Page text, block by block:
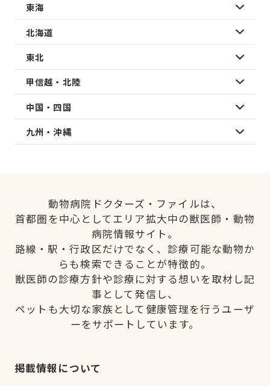
東海
北海道
東北
甲信越・北陸
中国・四国
九州・沖縄
動物病院ドクターズ・ファイルは、
首都圏を中心としてエリア拡大中の獣医師・動物
病院情報サイト。
路線・駅・行政区だけでなく、診療可能な動物か
らも検索できることが特徴的。
獣医師の診療方針や診療に対する想いを取材し記
事として発信し、
ペットも大切な家族として健康管理を行うユーザ
ーをサポートしています。
掲載情報について